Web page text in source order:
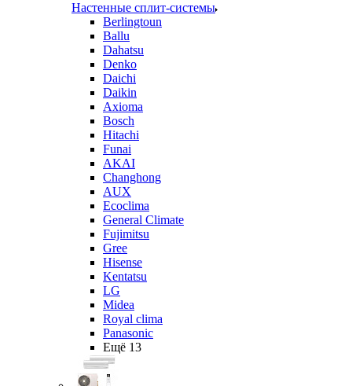
Настенные сплит-системы
Berlingtoun
Ballu
Dahatsu
Denko
Daichi
Daikin
Axioma
Bosch
Hitachi
Funai
AKAI
Changhong
AUX
Ecoclima
General Climate
Fujimitsu
Gree
Hisense
Kentatsu
LG
Midea
Royal clima
Panasonic
Ещё 13